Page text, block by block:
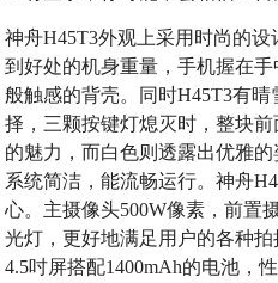
神舟H45T3外观上采用时尚的
到好处的机身重量，手机握在
般触感的背壳。同时H45T3有
择，三颗按键灯熄灭时，整块
的魅力，而白色则透露出优雅的
系统简洁，能流畅运行。神舟
心。主摄像头500W像素，前置
光灯，更好地满足用户的各种拍
4.5吋屏搭配1400mAh的电池，